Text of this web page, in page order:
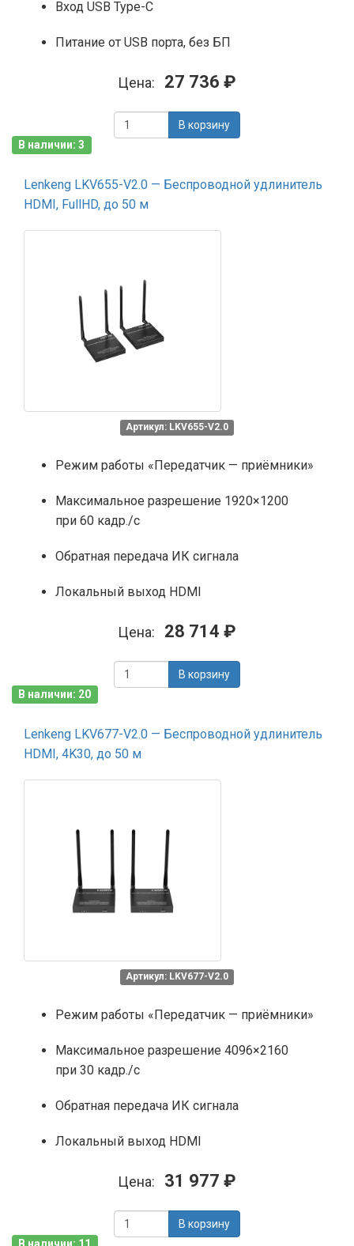
Вход USB Type-C
Питание от USB порта, без БП
Цена: 27 736 ₽
В корзину
В наличии: 3
Lenkeng LKV655-V2.0 — Беспроводной удлинитель
HDMI, FullHD, до 50 м
Артикул: LKV655-V2.0
Режим работы «Передатчик — приёмники»
Максимальное разрешение 1920×1200
при 60 кадр./с
Обратная передача ИК сигнала
Локальный выход HDMI
Цена: 28 714 ₽
В корзину
В наличии: 20
Lenkeng LKV677-V2.0 — Беспроводной удлинитель
HDMI, 4K30, до 50 м
Артикул: LKV677-V2.0
Режим работы «Передатчик — приёмники»
Максимальное разрешение 4096×2160
при 30 кадр./с
Обратная передача ИК сигнала
Локальный выход HDMI
Цена: 31 977 ₽
В корзину